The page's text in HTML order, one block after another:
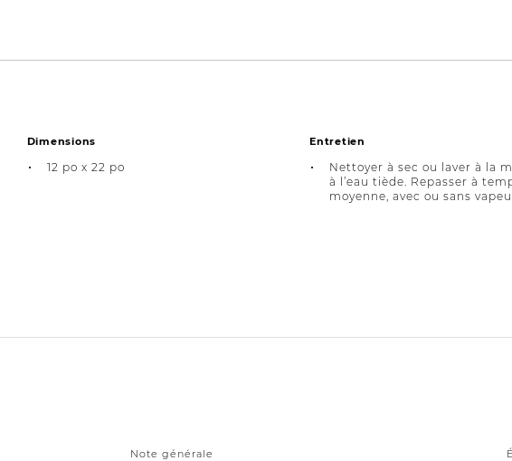
Dimensions
12 po x 22 po
Entretien
Nettoyer à sec ou laver à la
à l’eau tiède. Repasser à
moyenne, avec ou sans